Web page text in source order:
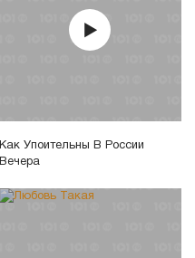
Как Упоительны В России
Вечера